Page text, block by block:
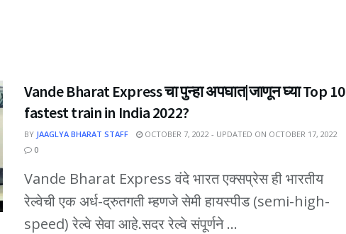
Vande Bharat Express चा पुन्हा अपघात|जाणून घ्या Top 10
fastest train in India 2022?
BY JAAGLYA BHARAT STAFF
OCTOBER 7, 2022 - UPDATED ON OCTOBER 17, 2022
0
Vande Bharat Express वंदे भारत एक्सप्रेस ही भारतीय
रेल्वेची एक अर्ध-द्रुतगती म्हणजे सेमी हायस्पीड (semi-high-
speed) रेल्वे सेवा आहे.सदर रेल्वे संपूर्णने ...